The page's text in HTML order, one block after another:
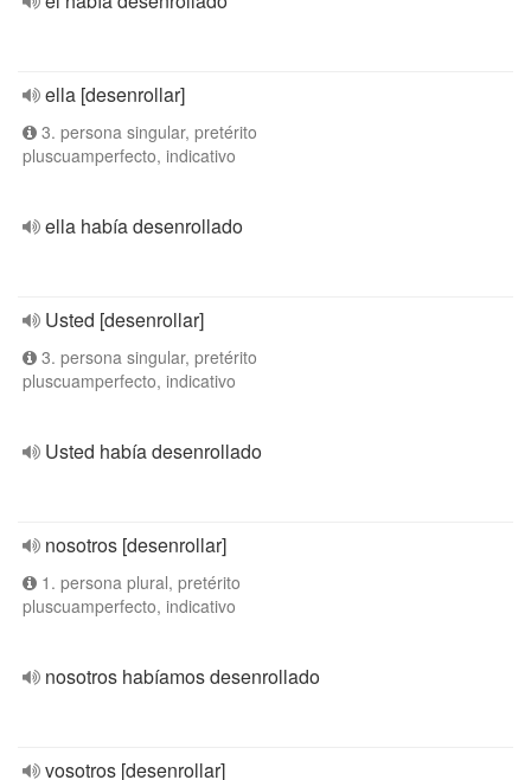
ella [desenrollar]
3. persona singular, pretérito
pluscuamperfecto, indicativo
ella había desenrollado
Usted [desenrollar]
3. persona singular, pretérito
pluscuamperfecto, indicativo
Usted había desenrollado
nosotros [desenrollar]
1. persona plural, pretérito
pluscuamperfecto, indicativo
nosotros habíamos desenrollado
vosotros [desenrollar]